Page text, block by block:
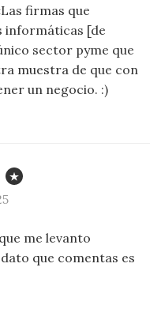
firmas que
informáticas [de
sector pyme que
muestra de que con
un negocio. :)
me levanto
que comentas es